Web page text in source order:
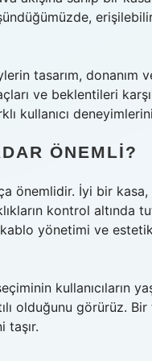
tasarım,
ve beklentileri
kullanıcı
ÖNEMLI?
önemlidir. İyi bir
kontrol altında
kablo yönetimi ve
kullanıcıların
olduğunu görürüz.
taşır.